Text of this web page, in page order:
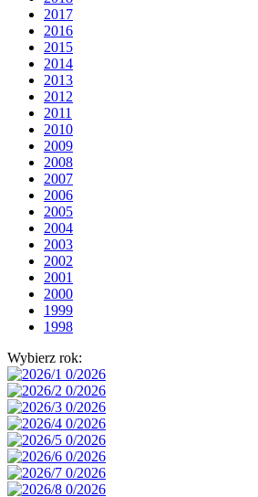
2017
2016
2015
2014
2013
2012
2011
2010
2009
2008
2007
2006
2005
2004
2003
2002
2001
2000
1999
1998
Wybierz rok: